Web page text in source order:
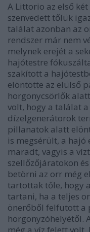
A Littorio az első
szenvedett tőlük
találat azonban az
rendszer már nem
melynek erejét a
hajótestre
szakított a
elöntötte az elülső
horgonycsörlők
volt, hogy a találat
dízelgenerátorok
pillanatok alatt
is megsérült, a hajó
maradt, vagyis a
szellőzőjáratokon
betörni az orr még
tartottak tőle, hogy
tartani, ha a teljes
önerőből felfutott a
horgonyzóhelyétől.